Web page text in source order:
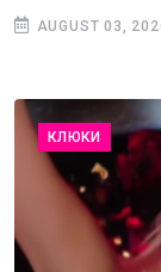
AUGUST 03,
КЛЮКИ